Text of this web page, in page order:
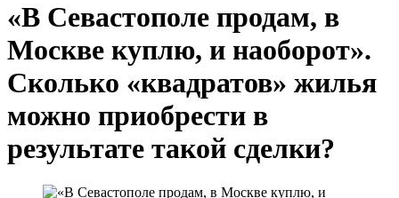
«В Севастополе продам, в
Москве куплю, и наоборот».
Сколько «квадратов» жилья
можно приобрести в
результате такой сделки?